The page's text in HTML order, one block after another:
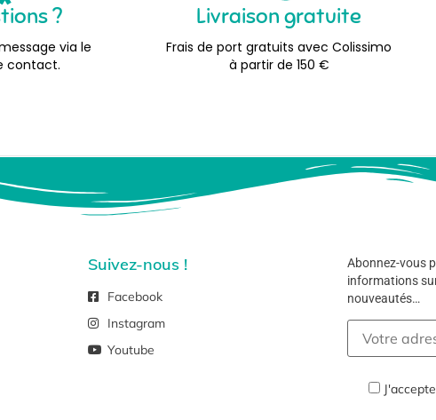
?
via le
contact.
Livraison gratuite
Frais de port gratuits avec Colissimo
à partir de 150 €
Suivez-nous !
Facebook
Instagram
Youtube
Abonnez-vous
informations
nouveautés…